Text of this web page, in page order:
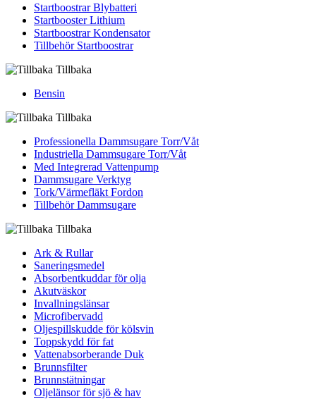
Startboostrar Blybatteri
Startbooster Lithium
Startboostrar Kondensator
Tillbehör Startboostrar
Tillbaka
Bensin
Tillbaka
Professionella Dammsugare Torr/Våt
Industriella Dammsugare Torr/Våt
Med Integrerad Vattenpump
Dammsugare Verktyg
Tork/Värmefläkt Fordon
Tillbehör Dammsugare
Tillbaka
Ark & Rullar
Saneringsmedel
Absorbentkuddar för olja
Akutväskor
Invallningslänsar
Microfibervadd
Oljespillskudde för kölsvin
Toppskydd för fat
Vattenabsorberande Duk
Brunnsfilter
Brunnstätningar
Oljelänsor för sjö & hav